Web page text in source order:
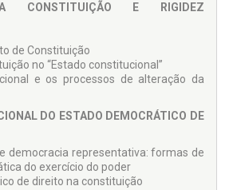
CONSTITUIÇÃO E RIGIDEZ
de Constituição
no “Estado constitucional”
e os processos de alteração da
DO ESTADO DEMOCRÁTICO DE
democracia representativa: formas de
do exercício do poder
de direito na constituição